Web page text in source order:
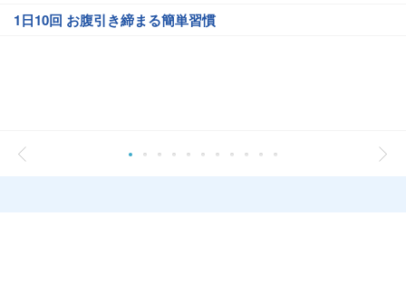
1日10回 お腹引き締まる簡単習慣